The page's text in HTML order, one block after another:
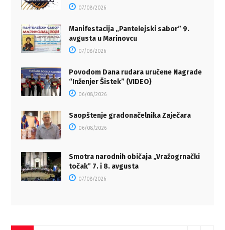
07/08/2026
Manifestacija „Pantelejski sabor” 9.
avgusta u Marinovcu
07/08/2026
Povodom Dana rudara uručene Nagrade
“Inženjer Šistek” (VIDEO)
06/08/2026
Saopštenje gradonačelnika Zaječara
06/08/2026
Smotra narodnih običaja „Vražogrnački
točakˮ 7. i 8. avgusta
07/08/2026